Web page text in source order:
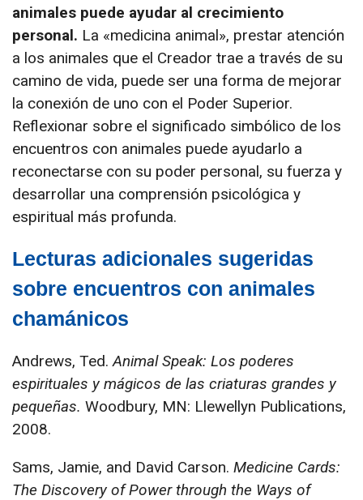
animales puede ayudar al crecimiento
personal. La «medicina animal», prestar atención
a los animales que el Creador trae a través de su
camino de vida, puede ser una forma de mejorar
la conexión de uno con el Poder Superior.
Reflexionar sobre el significado simbólico de los
encuentros con animales puede ayudarlo a
reconectarse con su poder personal, su fuerza y
desarrollar una comprensión psicológica y
espiritual más profunda.
Lecturas adicionales sugeridas
sobre encuentros con animales
chamánicos
Andrews, Ted.Animal Speak: Los poderes
espirituales y mágicos de las criaturas grandes y
pequeñas. Woodbury, MN: Llewellyn Publications,
2008.
Sams, Jamie, and David Carson. Medicine Cards:
The Discovery of Power through the Ways of